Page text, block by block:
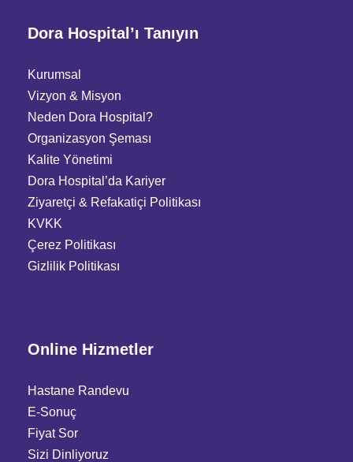
Dora Hospital’ı Tanıyın
Kurumsal
Vizyon & Misyon
Neden Dora Hospital?
Organizasyon Şeması
Kalite Yönetimi
Dora Hospital’da Kariyer
Ziyaretçi & Refakatiçi Politikası
KVKK
Çerez Politikası
Gizlilik Politikası
Online Hizmetler
Hastane Randevu
E-Sonuç
Fiyat Sor
Sizi Dinliyoruz